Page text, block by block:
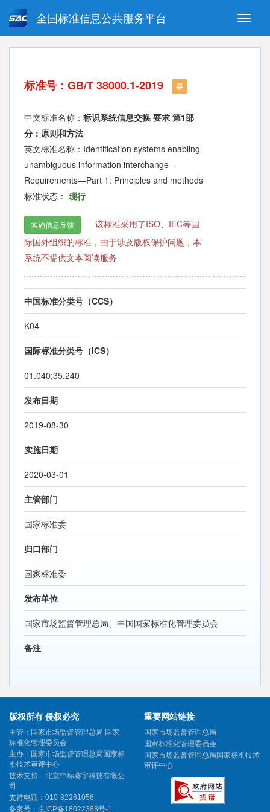
Toggle
全国标准信息公共服务平台
强制性国家标准 推荐性国家标准
指导性技术文件 (National standards in foreign
language version)
标准号：GB/T 38000.1-2019 采
中文标准名称： 标识系统信息交换 要求 第1部
分：原则和方法
英文标准名称：Identification systems enabling
unambiguous information interchange—
Requirements—Part 1: Principles and methods
标准状态： 现行
实施信息反馈
该标准采用了ISO、IEC等国
际国外组织的标准，由于涉及版权保护问题，本
系统不提供文本阅读服务
中国标准分类号（CCS）
K04
国际标准分类号（ICS）
01.040;35.240
发布日期
2019-08-30
实施日期
2020-03-01
主管部门
国家标准委
归口部门
国家标准委
发布单位
国家市场监督管理总局、中国国家标准化管理委员会
备注
版权所有 侵权必究
主管：国家市场监督管理总局 国家
标准化管理委员会
主办：国家市场监督管理总局国家标
准技术审评中心
技术支持：北京中标赛宇科技有限公
司
支持电话：010-82261056
备案号： 京ICP备18022388号-1
重要网站链接
国家市场监督管理总局
国家标准化管理委员会
国家市场监督管理总局国家标准技术
审评中心